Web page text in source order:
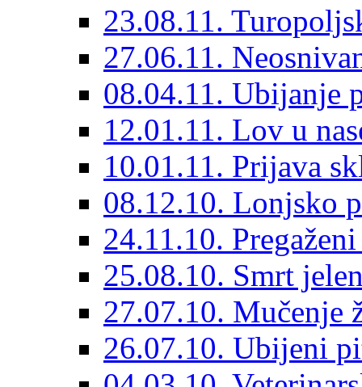
23.08.11.
27.06.11.
08.04.11. Ubijanje
12.01.11. Lov u
10.01.11. Prijava
08.12.10. Lonjsko
24.11.10.
25.08.10. Smrt
27.07.10. Mučenje
26.07.10. Ubijeni